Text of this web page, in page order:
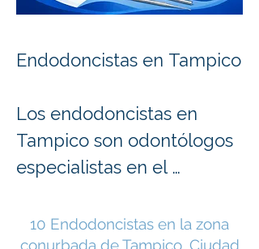
Endodoncistas en Tampico
Los endodoncistas en
Tampico son odontólogos
especialistas en el
de las enfermedades que
10 Endodoncistas en la zona
conurbada de Tampico, Ciudad